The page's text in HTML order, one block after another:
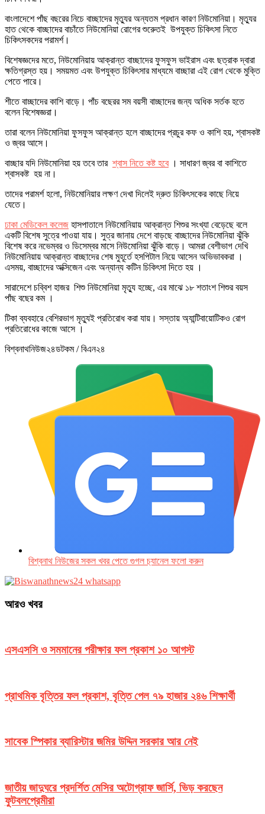
বাংলাদেশে পাঁছ বছরের নিচে বাচ্ছাদের মৃত্যুর অন্যতম প্রধান কারণ নিউমোনিয়া। মৃত্যুর
হাত থেকে বাচ্ছাদের বাচাঁতে নিউমোনিয়া রোগের শুরুেতই উপযুক্ত চিকিৎসা নিতে
চিকিৎসকদের পরামর্শ।
বিশেষজ্ঞদের মতে, নিউমোনিয়ায় আক্রান্ত বাচ্ছাদের ফুসফুস ভাইরাস এবং ছত্রাক দ্বারা
ক্ষতিগ্রস্ত হয়। সময়মত এবং উপযুক্ত চিকিৎসার মাধ্যমে বাচ্ছারা এই রোগ থেকে মুক্তি
পেতে পারে।
শীতে বাচ্ছাদের কাশি বাড়ে। পাঁচ বছেরর সম বয়সী বাচ্ছাদের জন্য অধিক সর্তক হতে
বলেন বিশেষজ্ঞরা।
তারা বলেন নিউমোনিয়া ফুসফুস আক্রান্ত হলে বাচ্ছাদের প্রচুর কফ ও কাশি হয়, শ্বাসকষ্ট
ও জ্বর আসে।
বাচ্ছার যদি নিউমোনিয়া হয় তবে তারশ্বাস নিতে কষ্ট হবে। সাধারণ জ্বর বা কাশিতে
শ্বাসকষ্ট হয় না।
তাদের পরামর্শ হলো, নিউমোনিয়ার লক্ষণ দেখা দিলেই দ্রুত চিকিৎসকের কাছে নিয়ে
যেতে।
ঢাকা মেডিকেল কলেজ হাসপাতালে নিউমোনিয়ায় আক্রান্ত শিশুর সংখ্যা বেড়েছে বলে
একটি বিশেষ সুত্রে পাওয়া যায়। সুত্র জানায় দেশে বাড়ছে বাচ্ছাদের নিউমোনিয়া ঝুঁকি
বিশেষ করে নভেম্বর ও ডিসেম্বর মাসে নিউমোনিয়া ঝুঁকি বাড়ে। আমরা বেশীভাগ দেখি
নিউমোনিয়ায় আক্রান্ত বাচ্ছাদের শেষ মুহূর্তে হসপিটাল নিয়ে আসেন অভিভাবকরা ।
এসময়, বাচ্ছাদের অক্সিজেন এবং অন্যান্য কটিন চিকিৎসা দিতে হয় ।
সারাদেশে চব্বিশ হাজর শিশু নিউমোনিয়া মৃত্যু হচ্ছে, এর মাঝে ১৮ শতাংশ শিশুর বয়স
পাঁছ বছের কম ।
টিকা ব্যবহারে বেশিরভাগ মৃত্যুই প্রতিরোধ করা যায়। সস্তায় অ্যান্টিবায়োটিকও রোগ
প্রতিরোধের কাজে আসে ।
বিশ্বনাথনিউজ২৪ডটকম / বিএন২৪
বিশ্বনাথ নিউজের সকল খবর পেতে গুগল চ‌্যানেল ফলো করুন
আরও খবর
এসএসসি ও সমমানের পরীক্ষার ফল প্রকাশ ১০ আগস্ট
প্রাথমিক বৃত্তির ফল প্রকাশ, বৃত্তি পেল ৭৯ হাজার ২৪৬ শিক্ষার্থী
সাবেক স্পিকার ব্যারিস্টার জমির উদ্দিন সরকার আর নেই
জাতীয় জাদুঘরে প্রদর্শিত মেসির অটোগ্রাফ জার্সি, ভিড় করছেন
ফুটবলপ্রেমীরা